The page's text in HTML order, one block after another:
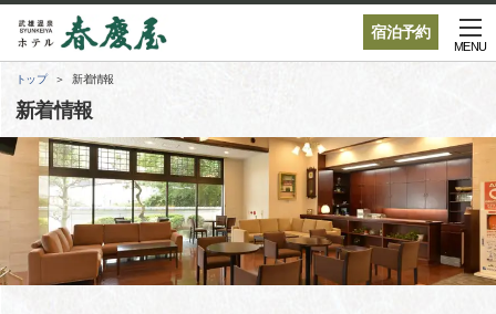
宿泊予約
MENU
トップ 新着情報
新着情報